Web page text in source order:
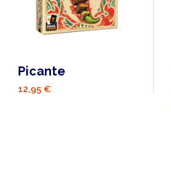
Picante
12,95 €